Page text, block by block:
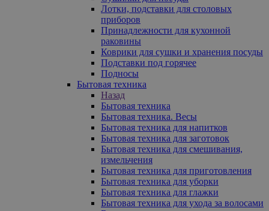
Лотки, подставки для столовых
приборов
Принадлежности для кухонной
раковины
Коврики для сушки и хранения посуды
Подставки под горячее
Подносы
Бытовая техника
Назад
Бытовая техника
Бытовая техника. Весы
Бытовая техника для напитков
Бытовая техника для заготовок
Бытовая техника для смешивания,
измельчения
Бытовая техника для приготовления
Бытовая техника для уборки
Бытовая техника для глажки
Бытовая техника для ухода за волосами